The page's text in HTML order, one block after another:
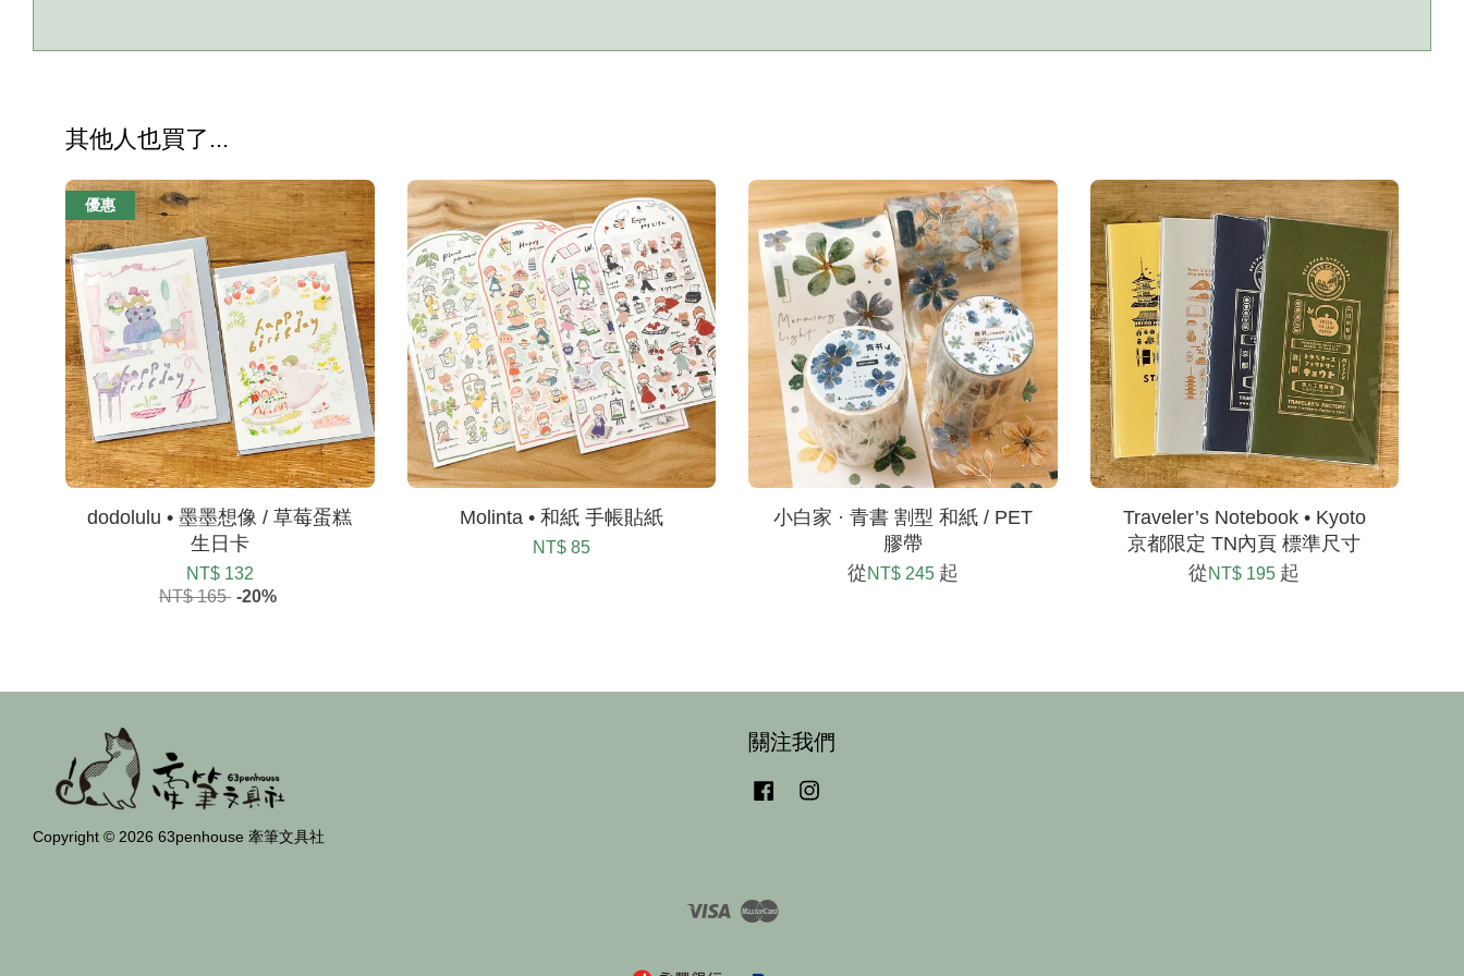
其他人也買了...
優惠
dodolulu • 墨墨想像 / 草莓蛋糕
生日卡
NT$ 132
NT$ 165 -20%
Molinta • 和紙 手帳貼紙
NT$ 85
小白家 · 青書 割型 和紙 / PET
膠帶
從NT$ 245 起
Traveler’s Notebook • Kyoto
京都限定 TN內頁 標準尺寸
從NT$ 195 起
Copyright © 2026 63penhouse 牽筆文具社
關注我們
Facebook
Visa Master